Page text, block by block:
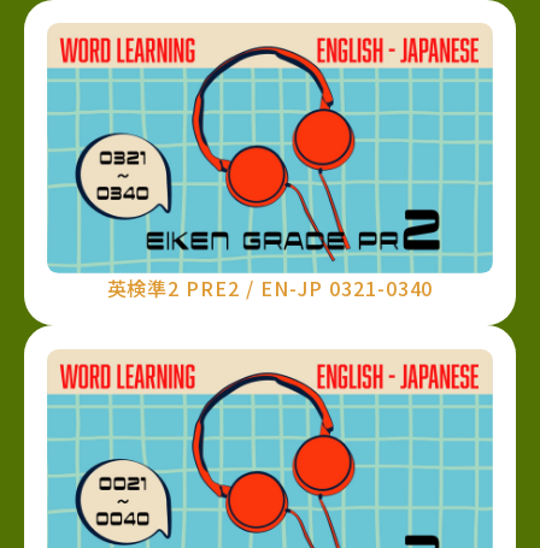
英検準2 PRE2 / EN-JP 0321-0340